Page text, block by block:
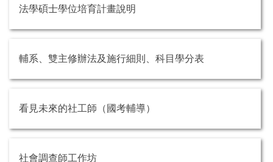
法學碩士學位培育計畫說明
輔系、雙主修辦法及施行細則、科目學分表
看見未來的社工師（國考輔導）
社會調查師工作坊